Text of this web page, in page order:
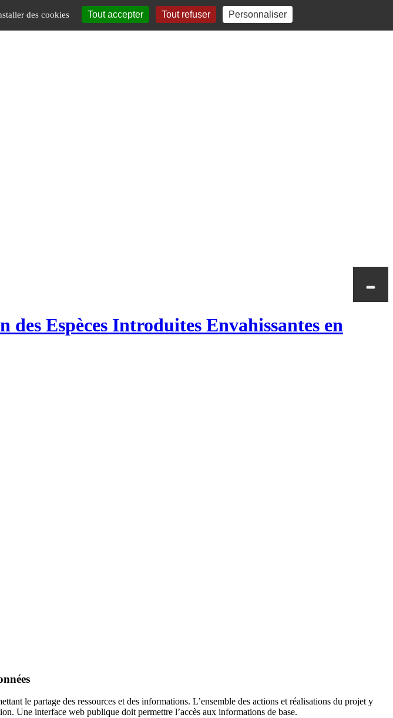
le partage des ressources et des informations. L’ensemble des actions et réalisations du projet y
Une interface web publique doit permettre l’accès aux informations de base.
des cookies Tout accepter Tout refuser Personnaliser